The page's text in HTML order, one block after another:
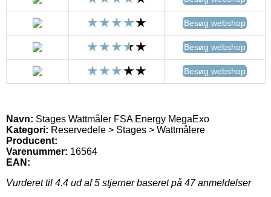
Besøg webshop
Besøg webshop
Besøg webshop
Navn: Stages Wattmåler FSA Energy MegaExo
Kategori: Reservedele > Stages > Wattmålere
Producent:
Varenummer: 16564
EAN:
Vurderet til 4.4 ud af 5 stjerner baseret på 47anmeldelser